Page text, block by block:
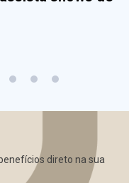
direto na sua